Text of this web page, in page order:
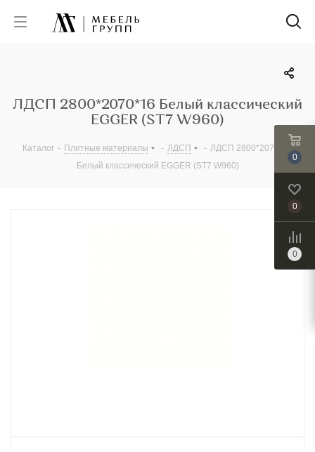
ЛДСП 2800*2070*16 Белый классический
EGGER (ST7 W960)
Каталог - Плитные материалы - ЛДСП - ЛДСП 2800*2070*16
Белый классический EGGER (ST7 W960)
0
0
0